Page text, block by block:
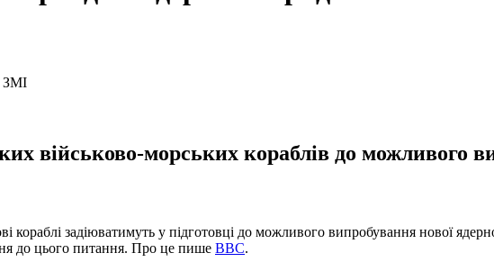
військово-морських кораблів до можливого
задіюватимуть у підготовці до можливого випробування нової
до цього питання. Про це пише BBC.